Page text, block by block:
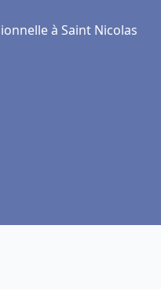
à Saint Nicolas